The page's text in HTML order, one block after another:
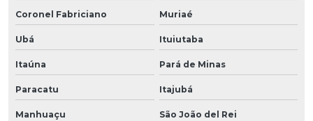
Coronel Fabriciano Muriaé
Ubá Ituiutaba
Itaúna Pará de Minas
Paracatu Itajubá
Manhuaçu São João del Rei